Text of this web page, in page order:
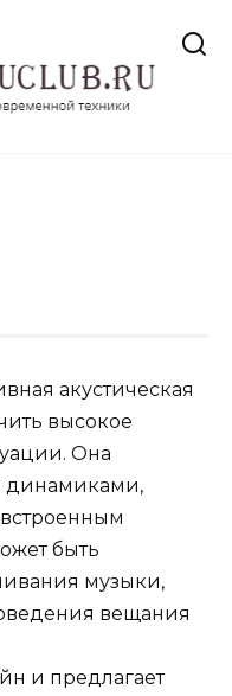
акустическая
высокое
Она
быть
музыки,
вещания
и предлагает